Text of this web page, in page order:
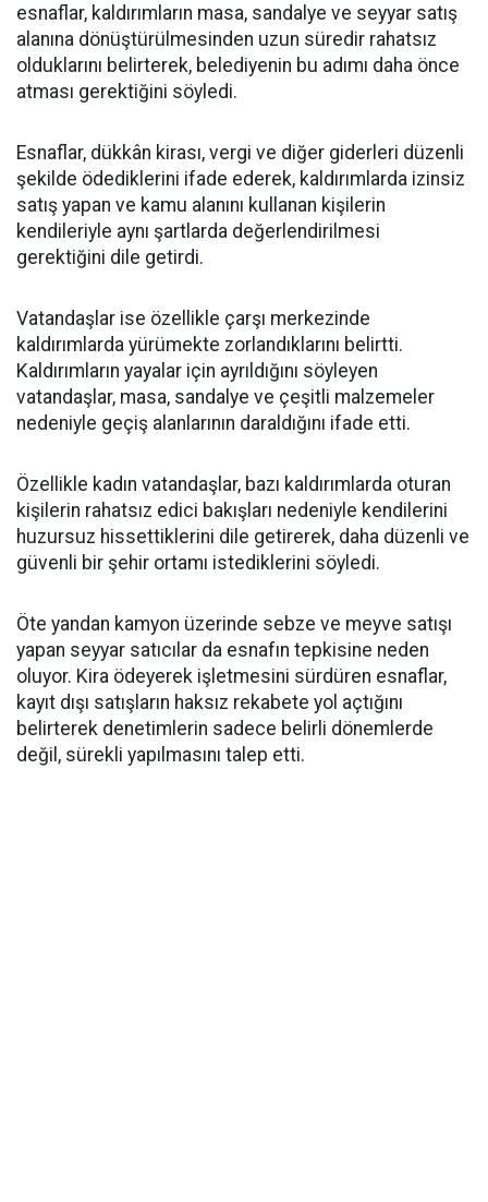
esnaflar, kaldırımların masa, sandalye ve seyyar satış
alanına dönüştürülmesinden uzun süredir rahatsız
olduklarını belirterek, belediyenin bu adımı daha önce
atması gerektiğini söyledi.
Esnaflar, dükkân kirası, vergi ve diğer giderleri düzenli
şekilde ödediklerini ifade ederek, kaldırımlarda izinsiz
satış yapan ve kamu alanını kullanan kişilerin
kendileriyle aynı şartlarda değerlendirilmesi
gerektiğini dile getirdi.
Vatandaşlar ise özellikle çarşı merkezinde
kaldırımlarda yürümekte zorlandıklarını belirtti.
Kaldırımların yayalar için ayrıldığını söyleyen
vatandaşlar, masa, sandalye ve çeşitli malzemeler
nedeniyle geçiş alanlarının daraldığını ifade etti.
Özellikle kadın vatandaşlar, bazı kaldırımlarda oturan
kişilerin rahatsız edici bakışları nedeniyle kendilerini
huzursuz hissettiklerini dile getirerek, daha düzenli ve
güvenli bir şehir ortamı istediklerini söyledi.
Öte yandan kamyon üzerinde sebze ve meyve satışı
yapan seyyar satıcılar da esnafın tepkisine neden
oluyor. Kira ödeyerek işletmesini sürdüren esnaflar,
kayıt dışı satışların haksız rekabete yol açtığını
belirterek denetimlerin sadece belirli dönemlerde
değil, sürekli yapılmasını talep etti.